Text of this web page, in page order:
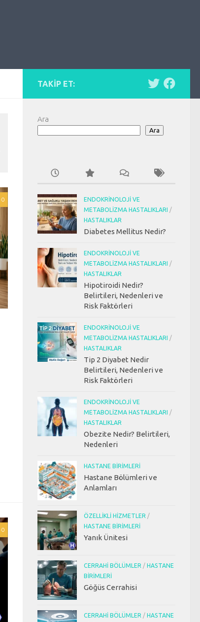
0
0
TAKIP ET:
Ara
Ara
ENDOKRINOLOJI VE
METABOLIZMA HASTALIKLARI /
HASTALIKLAR
Diabetes Mellitus Nedir?
ENDOKRINOLOJI VE
METABOLIZMA HASTALIKLARI /
HASTALIKLAR
Hipotiroidi Nedir?
Belirtileri, Nedenleri ve
Risk Faktörleri
ENDOKRINOLOJI VE
METABOLIZMA HASTALIKLARI /
HASTALIKLAR
Tip 2 Diyabet Nedir
Belirtileri, Nedenleri ve
Risk Faktörleri
ENDOKRINOLOJI VE
METABOLIZMA HASTALIKLARI /
HASTALIKLAR
Obezite Nedir? Belirtileri,
Nedenleri
HASTANE BIRIMLERI
Hastane Bölümleri ve
Anlamları
ÖZELLIKLI HIZMETLER /
HASTANE BIRIMLERI
Yanık Ünitesi
CERRAHI BÖLÜMLER / HASTANE
BIRIMLERI
Göğüs Cerrahisi
CERRAHI BÖLÜMLER / HASTANE